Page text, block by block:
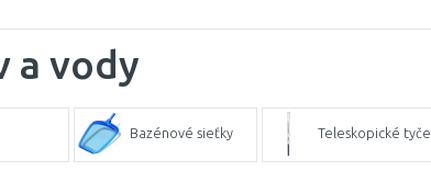
a vody
Bazénové sieťky Teleskopické tyče